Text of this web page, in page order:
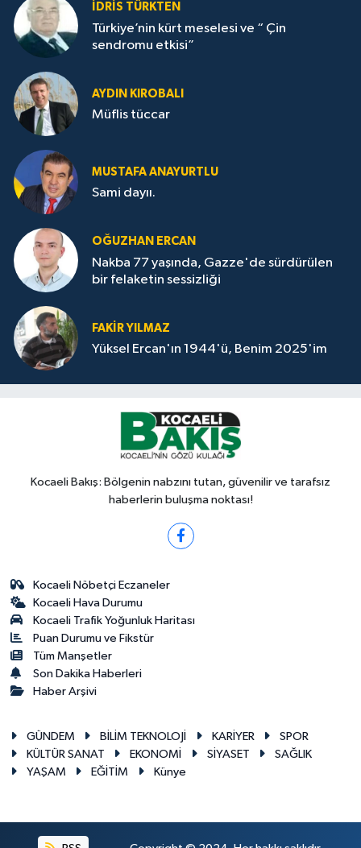
İDRİS TÜRKTEN
Türkiye’nin kürt meselesi ve “ Çin
sendromu etkisi”
AYDIN KIROBALI
Müflis tüccar
MUSTAFA ANAYURTLU
Sami dayıı.
OĞUZHAN ERCAN
Nakba 77 yaşında, Gazze'de sürdürülen
bir felaketin sessizliği
FAKİR YILMAZ
Yüksel Ercan'ın 1944'ü, Benim 2025'im
Kocaeli Bakış: Bölgenin nabzını tutan, güvenilir ve tarafsız
haberlerin buluşma noktası!
Kocaeli Nöbetçi Eczaneler
Kocaeli Hava Durumu
Kocaeli Trafik Yoğunluk Haritası
Puan Durumu ve Fikstür
Tüm Manşetler
Son Dakika Haberleri
Haber Arşivi
GÜNDEM BİLİM TEKNOLOJİ KARİYER
SPOR
KÜLTÜR SANAT
EKONOMİ SİYASET
SAĞLIK
YAŞAM
EĞİTİM Künye